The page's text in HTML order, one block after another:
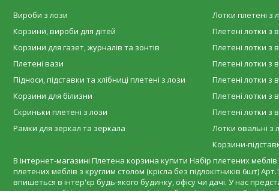
Вироби з лози
Корзини, вироби для дітей
Корзини для газет, журналів та зонтів
Плетені вази
Підноси, підставки та хлібниці плетені з лози
Корзини для білизни
Скриньки плетені з лози
Рамки для зеркал та зеркала
Лотки плетені з
Плетені лотки з
Плетені лотки з
Плетені лотки з
Плетені лотки з
Плетені лотки з
Плетені лотки з
Лотки овальні з
Корзини-
В інтернет-магазині Плетена корзина купити Набір плетених
плетених меблів з круглим столом (крісла без підлокітників 6шт)
впишеться в інтер'єр будь-якого будинку, офісу чи дачі. У нас